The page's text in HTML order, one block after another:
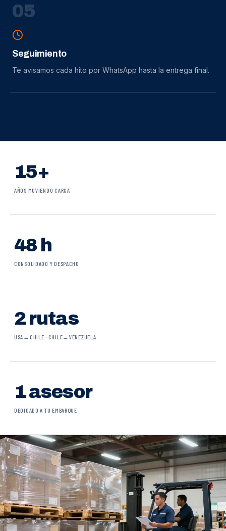
05
Seguimiento
Te avisamos cada hito por WhatsApp hasta la entrega final.
15+
AÑOS MOVIENDO CARGA
48 h
CONSOLIDADO Y DESPACHO
2 rutas
USA→CHILE · CHILE→VENEZUELA
1 asesor
DEDICADO A TU EMBARQUE